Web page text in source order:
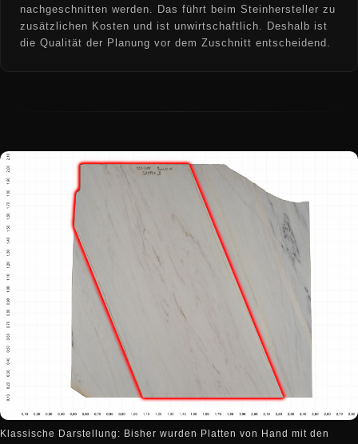
nachgeschnitten werden. Das führt beim Steinhersteller zu
zusätzlichen Kosten und ist unwirtschaftlich. Deshalb ist
die Qualität der Planung vor dem Zuschnitt entscheidend.
Klassische Darstellung: Bisher wurden Platten von Hand mit den